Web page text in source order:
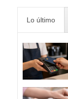
Lo último